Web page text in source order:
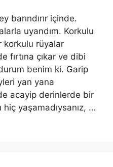
barındırır içinde.
uyandım. Korkulu
korkulu rüyalar
fırtına çıkar ve dibi
benim ki. Garip
yan yana
acayip derinlerde bir
hiç yaşamadıysanız, …